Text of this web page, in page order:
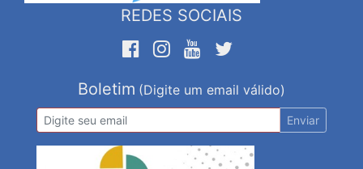
REDES SOCIAIS
Boletim (Digite um email válido)
Enviar